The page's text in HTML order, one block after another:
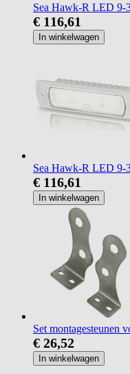
Sea Hawk-R LED
€ 116,61
In winkelwagen
Sea Hawk-R LED
€ 116,61
In winkelwagen
Set montagesteunen
€ 26,52
In winkelwagen